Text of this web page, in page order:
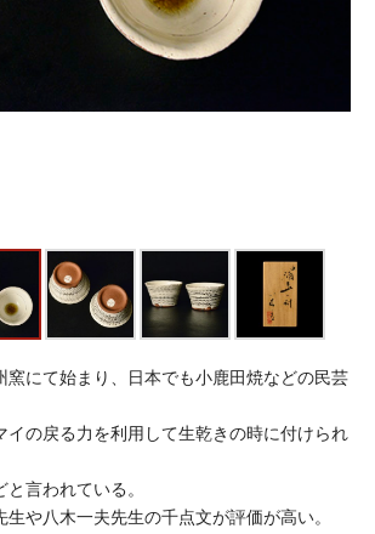
窯にて始まり、日本でも小鹿田焼などの民芸
イの戻る力を利用して生乾きの時に付けられ
言われている。
や八木一夫先生の千点文が評価が高い。